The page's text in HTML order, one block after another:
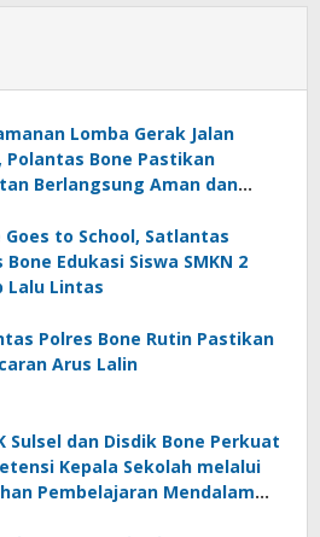
Lomba Gerak Jalan
Polantas Bone Pastikan
Berlangsung Aman dan
Goes to School, Satlantas
Bone Edukasi Siswa SMKN 2
Lalu Lintas
Polres Bone Rutin Pastikan
Arus Lalin
Sulsel dan Disdik Bone Perkuat
Kepala Sekolah melalui
Pembelajaran Mendalam